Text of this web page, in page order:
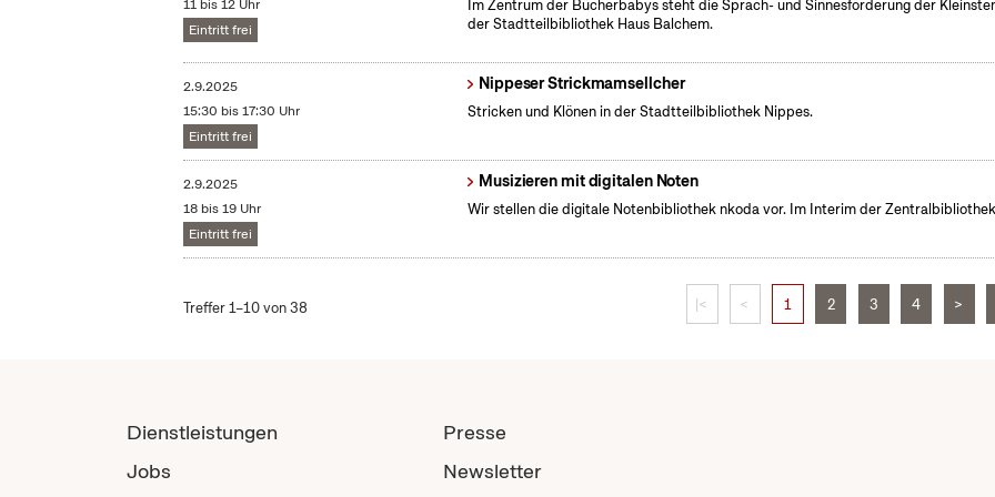
11 bis 12 Uhr
Eintritt frei
Im Zentrum der Bücherbabys steht die Sprach- und Sinnesförderung der
der Stadtteilbibliothek Haus Balchem.
2.9.2025
15:30 bis 17:30 Uhr
Eintritt frei
Nippeser Strickmamsellcher
Stricken und Klönen in der Stadtteilbibliothek Nippes.
2.9.2025
18 bis 19 Uhr
Eintritt frei
Musizieren mit digitalen Noten
Wir stellen die digitale Notenbibliothek nkoda vor. Im Interim der
Treffer 1–10 von 38 |< < 1 2 3 4 >
Dienstleistungen
Jobs
Presse
Newsletter